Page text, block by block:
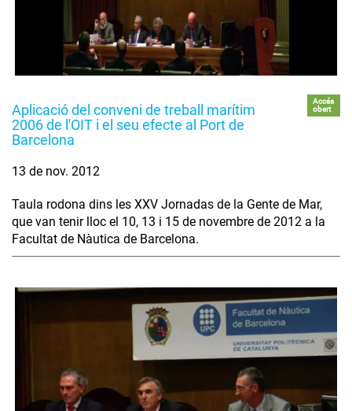
Aplicació del conveni de treball marítim
2006 de l'OIT i el seu efecte al Port de
Barcelona
Accés
obert
13 de nov. 2012
Taula rodona dins les XXV Jornadas de la Gente de Mar,
que van tenir lloc el 10, 13 i 15 de novembre de 2012 a la
Facultat de Nàutica de Barcelona.